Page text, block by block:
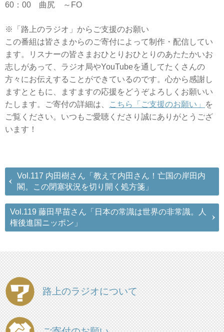
60：00 曲尻 ～FO
※「路上のラジオ」からご支援のお願い
この番組は皆さまからのご寄付によって制作・配信してい
ます。リスナーの皆さまおひとりおひとりのあたたかいお
志しがあって、ラジオ局やYouTubeを通してたくさんの
方々にお伝えすることができているのです。心から感謝し
ますとともに、ますますの応援をどうぞよろしくお願いい
たします。ご寄付の詳細は、
こちら「ご支援のお願い」
を
ご覧ください。いつもご愛聴くださり誠にありがとうござ
います！
Vol.117 内田樹さん「教えて内田さん！亡国の岸田内
閣。この閉塞状況を切り開く処方箋」
Vol.119 藤田早苗さん「日本の常識は世界の非常識。人
権後進国ニッポン」
路上のラジオについて